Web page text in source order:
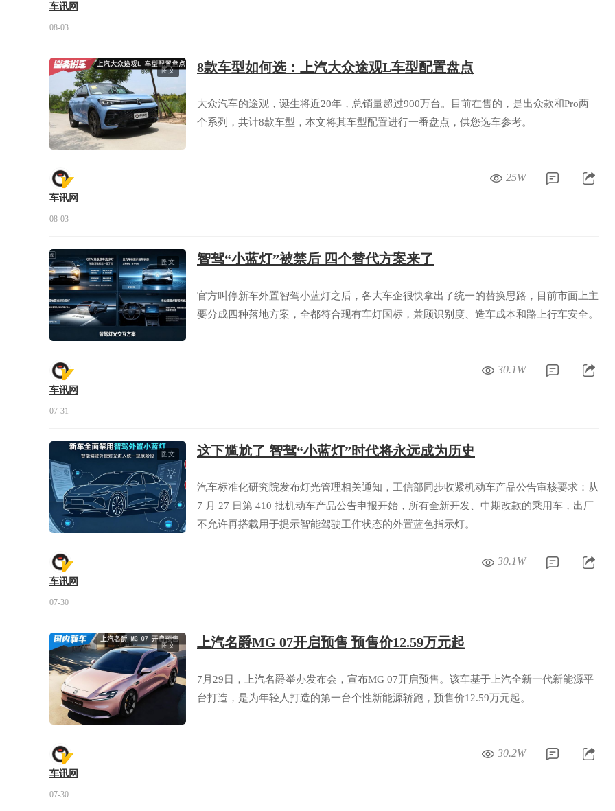
车讯网
08-03
图文 8款车型如何选：上汽大众途观L车型配置盘点
大众汽车的途观，诞生将近20年，总销量超过900万台。目前在售的，是出众款和Pro两
个系列，共计8款车型，本文将其车型配置进行一番盘点，供您选车参考。
车讯网
08-03
25W
图文 智驾“小蓝灯”被禁后 四个替代方案来了
官方叫停新车外置智驾小蓝灯之后，各大车企很快拿出了统一的替换思路，目前市面上主
要分成四种落地方案，全都符合现有车灯国标，兼顾识别度、造车成本和路上行车安全。
车讯网
07-31
30.1W
图文 这下尴尬了 智驾“小蓝灯”时代将永远成为历史
汽车标准化研究院发布灯光管理相关通知，工信部同步收紧机动车产品公告审核要求：从
7 月 27 日第 410 批机动车产品公告申报开始，所有全新开发、中期改款的乘用车，出厂
不允许再搭载用于提示智能驾驶工作状态的外置蓝色指示灯。
车讯网
07-30
30.1W
图文 上汽名爵MG 07开启预售 预售价12.59万元起
7月29日，上汽名爵举办发布会，宣布MG 07开启预售。该车基于上汽全新一代新能源平
台打造，是为年轻人打造的第一台个性新能源轿跑，预售价12.59万元起。
车讯网
07-30
30.2W